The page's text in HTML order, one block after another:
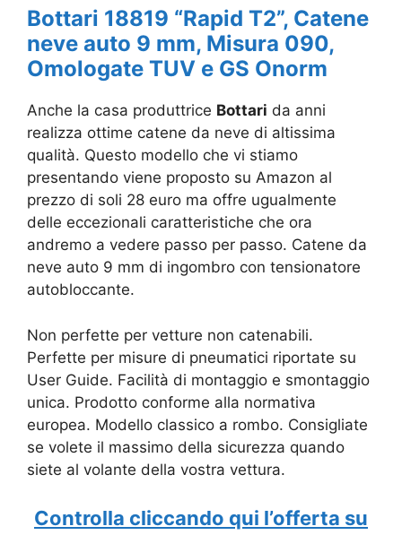
Bottari 18819 “Rapid T2”, Catene
neve auto 9 mm, Misura 090,
Omologate TUV e GS Onorm
Anche la casa produttrice Bottari da anni
realizza ottime catene da neve di altissima
qualità. Questo modello che vi stiamo
presentando viene proposto su Amazon al
prezzo di soli 28 euro ma offre ugualmente
delle eccezionali caratteristiche che ora
andremo a vedere passo per passo. Catene da
neve auto 9 mm di ingombro con tensionatore
autobloccante.
Non perfette per vetture non catenabili.
Perfette per misure di pneumatici riportate su
User Guide. Facilità di montaggio e smontaggio
unica. Prodotto conforme alla normativa
europea. Modello classico a rombo. Consigliate
se volete il massimo della sicurezza quando
siete al volante della vostra vettura.
Controlla cliccando qui l’offerta su